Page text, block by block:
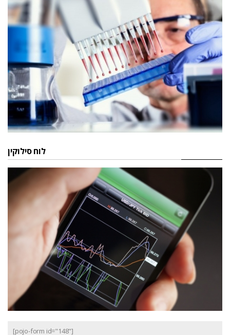
לוח סילוקין
[pojo-form id="148"]